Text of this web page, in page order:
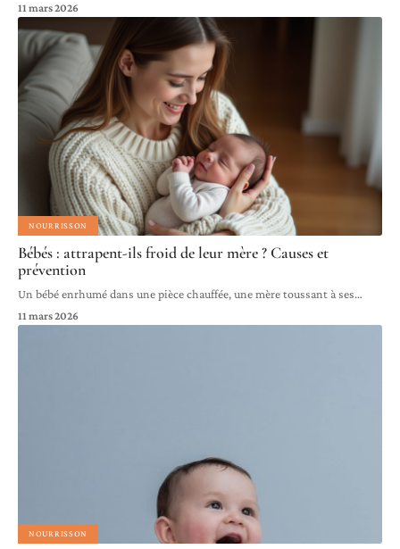
11 mars 2026
NOURRISSON
Bébés : attrapent-ils froid de leur mère ? Causes et
prévention
Un bébé enrhumé dans une pièce chauffée, une mère toussant à ses…
11 mars 2026
NOURRISSON